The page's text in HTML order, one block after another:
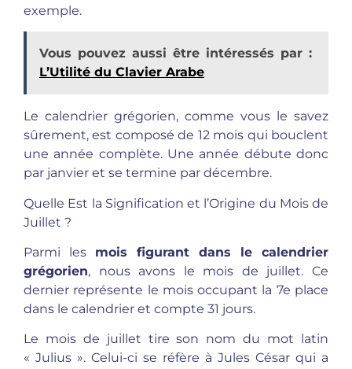
exemple.
Vous pouvez aussi être intéressés par :
L’Utilité du Clavier Arabe
Le calendrier grégorien, comme vous le savez
sûrement, est composé de 12 mois qui bouclent
une année complète. Une année débute donc
par janvier et se termine par décembre.
Quelle Est la Signification et l’Origine du Mois de
Juillet ?
Parmi les mois figurant dans le calendrier
grégorien, nous avons le mois de juillet. Ce
dernier représente le mois occupant la 7e place
dans le calendrier et compte 31 jours.
Le mois de juillet tire son nom du mot latin
« Julius ». Celui-ci se réfère à Jules César qui a